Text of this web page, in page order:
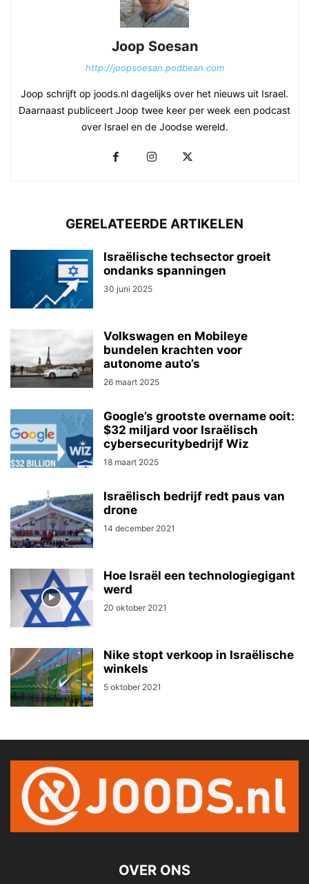
Joop Soesan
http://joopsoesan.podbean.com
Joop schrijft op joods.nl dagelijks over het nieuws uit Israel.
Daarnaast publiceert Joop twee keer per week een podcast
over Israel en de Joodse wereld.
GERELATEERDE ARTIKELEN
Israëlische techsector groeit
ondanks spanningen
30 juni 2025
Volkswagen en Mobileye
bundelen krachten voor
autonome auto’s
26 maart 2025
Google’s grootste overname ooit:
$32 miljard voor Israëlisch
cybersecuritybedrijf Wiz
18 maart 2025
Israëlisch bedrijf redt paus van
drone
14 december 2021
Hoe Israël een technologiegigant
werd
20 oktober 2021
Nike stopt verkoop in Israëlische
winkels
5 oktober 2021
OVER ONS